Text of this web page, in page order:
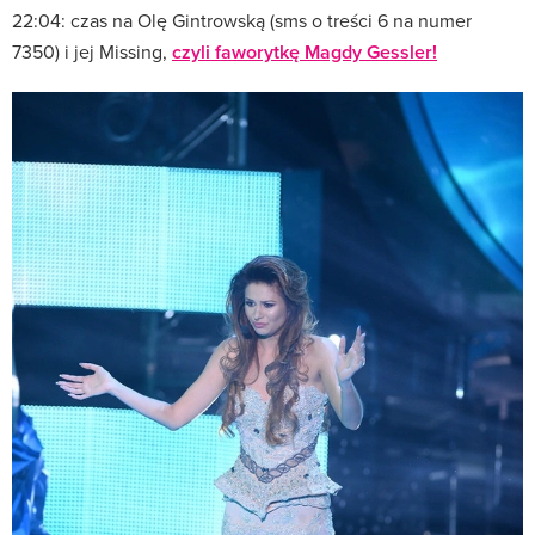
22:04: czas na Olę Gintrowską (sms o treści 6 na numer
7350) i jej Missing, czyli faworytkę Magdy Gessler!